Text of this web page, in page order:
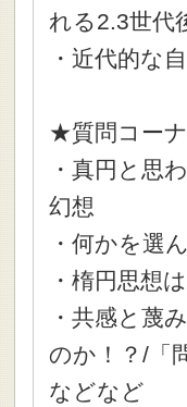
れる2.3世代
・近代的な
★質問コー
・真円と思
幻想
・何かを選
・楕円思想
・共感と蔑
のか！？/「
などなど